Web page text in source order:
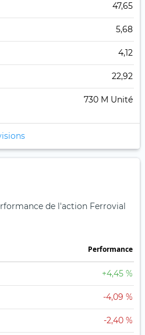
47,65
5,68
4,12
22,92
730 M Unité
de l'action Ferrovial
Performance
+4,45 %
-4,09 %
-2,40 %